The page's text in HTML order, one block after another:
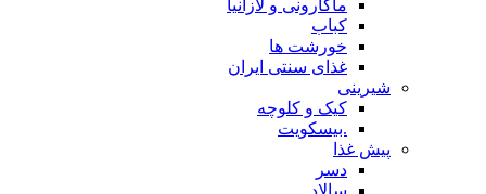
ماکارونی و لازانیا
کباب
خورشت ها
غذای سنتی ایران
شیرینی
کیک و کلوچه
.بیسکویت
پیش غذا
دسر
سالاد